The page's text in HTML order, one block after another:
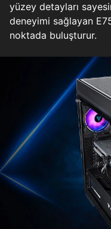
yüzey detayları
deneyimi sağlayan
noktada buluşturur.